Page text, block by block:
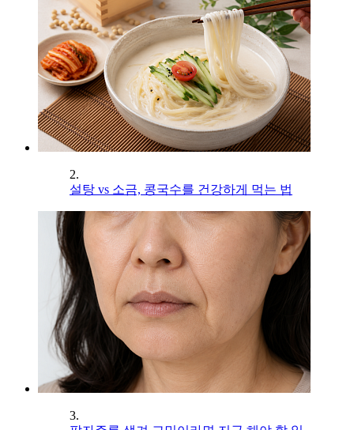
2.
설탕 vs 소금, 콩국수를 건강하게 먹는 법
3.